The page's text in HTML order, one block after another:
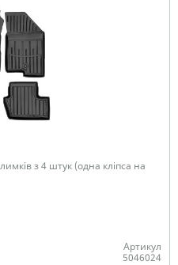
з 4 штук (одна кліпса на
Артикул
5046024